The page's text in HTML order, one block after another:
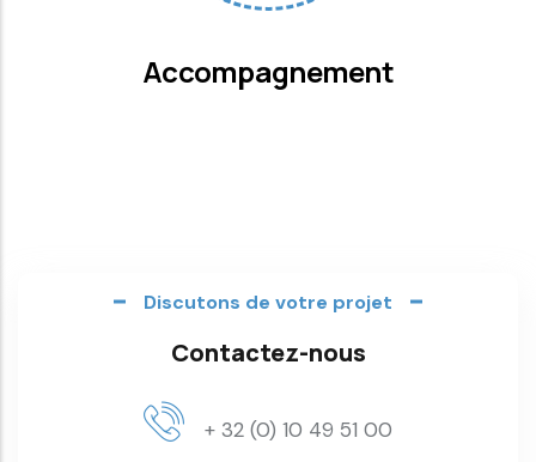
Accompagnement
Discutons de votre projet
Contactez-nous
+ 32 (0) 10 49 51 00